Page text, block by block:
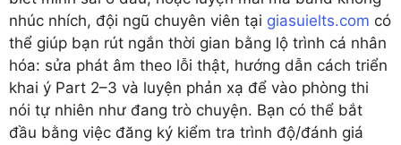
nhúc nhích, đội ngũ chuyên viên tại giasuielts.com có
thể giúp bạn rút ngắn thời gian bằng lộ trình cá nhân
hóa: sửa phát âm theo lỗi thật, hướng dẫn cách triển
khai ý Part 2–3 và luyện phản xạ để vào phòng thi
nói tự nhiên như đang trò chuyện. Bạn có thể bắt
đầu bằng việc đăng ký kiểm tra trình độ/đánh giá